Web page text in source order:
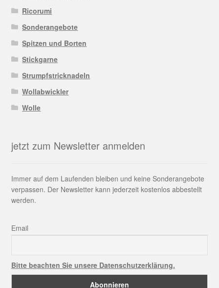
Ricorumi
Sonderangebote
Spitzen und Borten
Stickgarne
Strumpfstricknadeln
Wollabwickler
Wolle
jetzt zum Newsletter anmelden
Immer auf dem Laufenden bleiben und keine Sonderangebote
verpassen. Der Newsletter kann jederzeit kostenlos abbestellt
werden.
Email
Bitte beachten Sie unsere Datenschutzerklärung.